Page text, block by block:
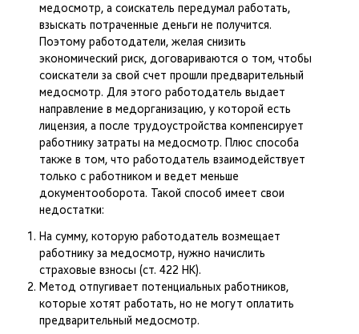
медосмотр, а соискатель передумал работать,
взыскать потраченные деньги не получится.
Поэтому работодатели, желая снизить
экономический риск, договариваются о том, чтобы
соискатели за свой счет прошли предварительный
медосмотр. Для этого работодатель выдает
направление в медорганизацию, у которой есть
лицензия, а после трудоустройства компенсирует
работнику затраты на медосмотр. Плюс способа
также в том, что работодатель взаимодействует
только с работником и ведет меньше
документооборота. Такой способ имеет свои
недостатки:
На сумму, которую работодатель возмещает
работнику за медосмотр, нужно начислить
страховые взносы (ст. 422 НК).
Метод отпугивает потенциальных работников,
которые хотят работать, но не могут оплатить
предварительный медосмотр.